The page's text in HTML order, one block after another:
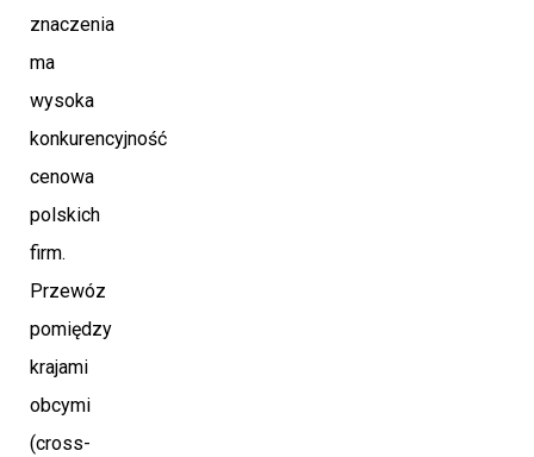
znaczenia
ma
wysoka
konkurencyjność
cenowa
polskich
firm.
Przewóz
pomiędzy
krajami
obcymi
(cross-